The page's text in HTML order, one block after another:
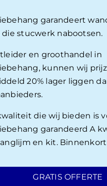
garandeert
die stucwerk nabootsen.
en groothandel in
kunnen wij
20% lager liggen
die wij bieden is
garandeerd A
en kit.
GRATIS OFFERTE